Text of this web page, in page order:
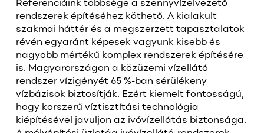
Referenciáink többsége a szennyvízelvezető
rendszerek építéséhez köthető. A kialakult
szakmai háttér és a megszerzett tapasztalatok
révén egyaránt képesek vagyunk kisebb és
nagyobb mértékű komplex rendszerek építésére
is. Magyarországon a közüzemi vízellátó
rendszer vízigényét 65 %-ban sérülékeny
vízbázisok biztosítják. Ezért kiemelt fontosságú,
hogy korszerű víztisztítási technológia
kiépítésével javuljon az ivóvízellátás biztonsága.